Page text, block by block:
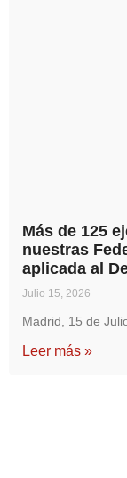
Más de 125
nuestras
aplicada al
Julio 15, 2026
Madrid, 15 de
Leer más »